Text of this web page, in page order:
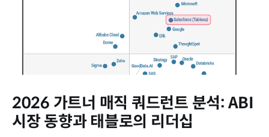
2026 가트너 매직 쿼드런트 분석: ABI
시장 동향과 태블로의 리더십